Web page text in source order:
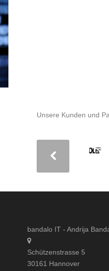
Unsere Kunden und
bandalo IT - Andrija
Schützenstrasse 5
30161 Hannover